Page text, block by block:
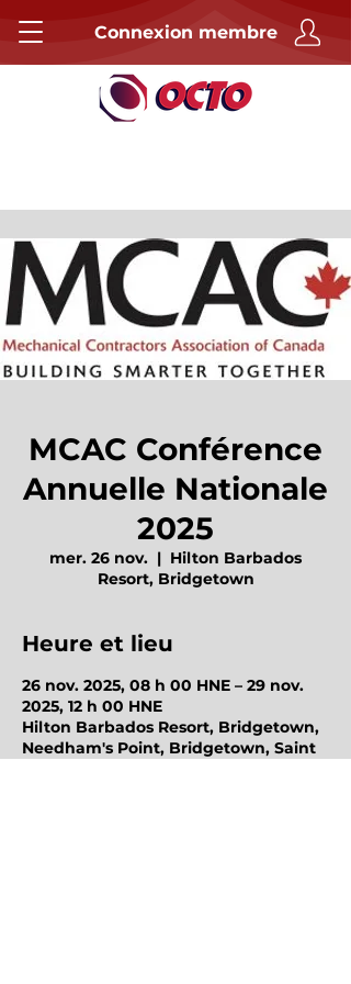
Connexion membre
MCAC Conférence
Annuelle Nationale
2025
mer. 26 nov.
  |
Hilton Barbados
Resort, Bridgetown
Heure et lieu
26 nov. 2025, 08 h 00 HNE – 29 nov.
2025, 12 h 00 HNE
Hilton Barbados Resort, Bridgetown,
Needham's Point, Bridgetown, Saint